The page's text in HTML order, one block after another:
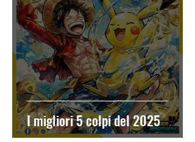
I migliori 5 colpi del 2025